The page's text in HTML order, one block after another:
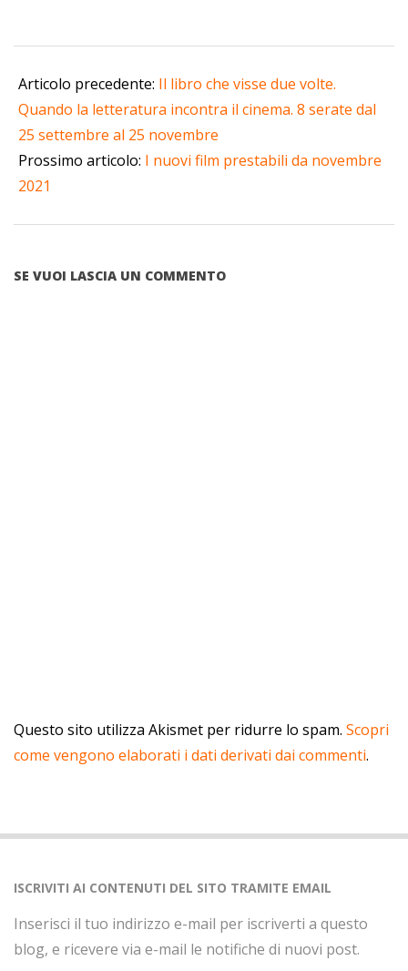
08-
31
Articolo precedente: Il libro che visse due volte.
Quando la letteratura incontra il cinema. 8 serate dal
25 settembre al 25 novembre
Prossimo articolo: I nuovi film prestabili da novembre
2021
SE VUOI LASCIA UN COMMENTO
Questo sito utilizza Akismet per ridurre lo spam. Scopri
come vengono elaborati i dati derivati dai commenti.
ISCRIVITI AI CONTENUTI DEL SITO TRAMITE EMAIL
Inserisci il tuo indirizzo e-mail per iscriverti a questo
blog, e ricevere via e-mail le notifiche di nuovi post.